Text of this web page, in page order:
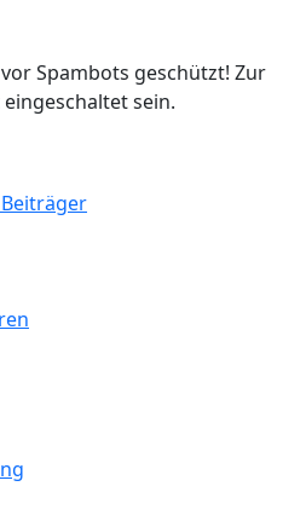
Spambots geschützt! Zur
eingeschaltet sein.